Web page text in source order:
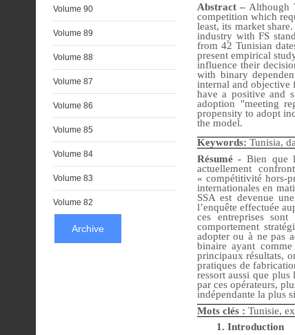
Abstract – Although
competition which
least, its market
industry with FS
from 42 Tunisian
present empirical
influence their
with binary
internal and objective
have a positive and
adoption "meeting
propensity to adopt
the model.
Keywords: Tunisia,
Résumé - Bien que
actuellement
« compétitivité hors-
internationales en
SSA est devenue
l’enquête effectuée
ces entreprises
comportement
adopter ou à ne pas
binaire ayant
principaux résultats,
pratiques de
ressort aussi que
par ces opérateurs,
indépendante la plus
Mots clés : Tunisie,
1. Introduction
Volume 90
Volume 89
Volume 88
Volume 87
Volume 86
Volume 85
Volume 84
Volume 83
Volume 82
Archive